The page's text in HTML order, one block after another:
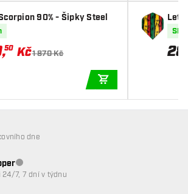
90% - Šipky Steel
,50 Kč1 870 Kč 28
dne
Zákaznický servis nedostupný
24/7, 7 dní v týdnu